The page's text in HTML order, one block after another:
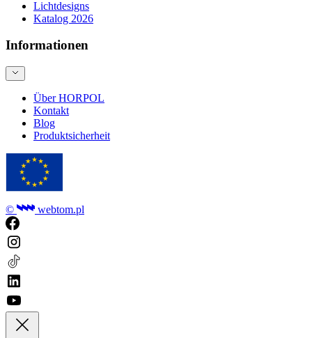
Lichtdesigns
Katalog 2026
Informationen
Über HORPOL
Kontakt
Blog
Produktsicherheit
© webtom.pl